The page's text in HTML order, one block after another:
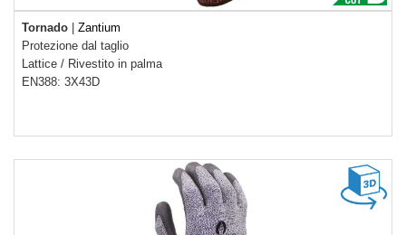
Tornado |Zantium
Protezione dal taglio
Lattice / Rivestito in palma
EN388: 3X43D